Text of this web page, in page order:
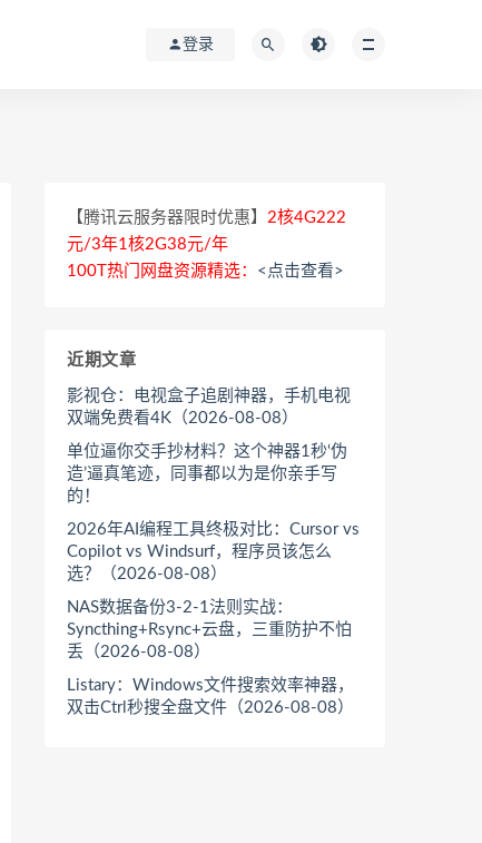
登录
【腾讯云服务器限时优惠】 2核4G222
元/3年1核2G38元/年
100T热门网盘资源精选： <点击查看>
近期文章
影视仓：电视盒子追剧神器，手机电视
双端免费看4K（2026-08-08）
单位逼你交手抄材料？这个神器1秒‘伪
造’逼真笔迹，同事都以为是你亲手写
的！
2026年AI编程工具终极对比：Cursor vs
Copilot vs Windsurf，程序员该怎么
选？（2026-08-08）
NAS数据备份3-2-1法则实战：
Syncthing+Rsync+云盘，三重防护不怕
丢（2026-08-08）
Listary：Windows文件搜索效率神器，
双击Ctrl秒搜全盘文件（2026-08-08）